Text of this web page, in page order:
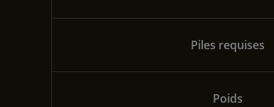
Piles requises
Poids